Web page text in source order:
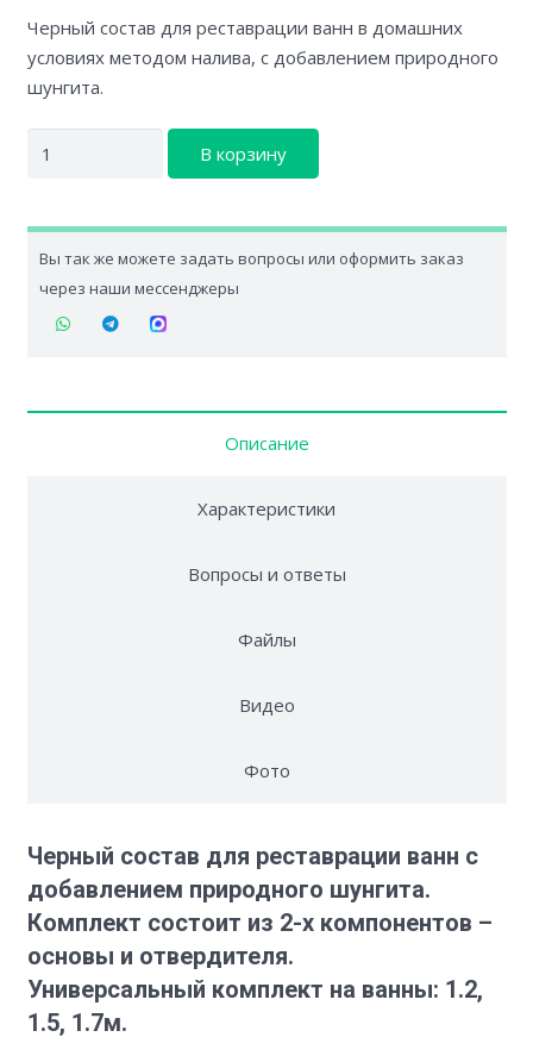
Черный состав для реставрации ванн в домашних
условиях методом налива, с добавлением природного
шунгита.
В корзину
Вы так же можете задать вопросы или оформить заказ
через наши мессенджеры
Описание
Характеристики
Вопросы и ответы
Файлы
Видео
Фото
Черный состав для реставрации ванн с
добавлением природного шунгита.
Комплект состоит из 2-х компонентов –
основы и отвердителя.
Универсальный комплект на ванны: 1.2,
1.5, 1.7м.